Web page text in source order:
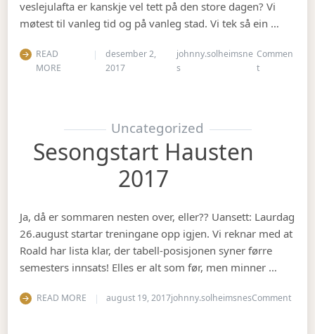
veslejulafta er kanskje vel tett på den store dagen? Vi
møtest til vanleg tid og på vanleg stad. Vi tek så ein …
READ
MORE
desember 2,
2017
johnny.solheimsne
s
Commen
ton Julebord
Uncategorized
Sesongstart Hausten
2017
Ja, då er sommaren nesten over, eller?? Uansett: Laurdag
26.august startar treningane opp igjen. Vi reknar med at
Roald har lista klar, der tabell-posisjonen syner førre
semesters innsats! Elles er alt som før, men minner …
READ MORE august 19, 2017johnny.solheimsnesCommenton